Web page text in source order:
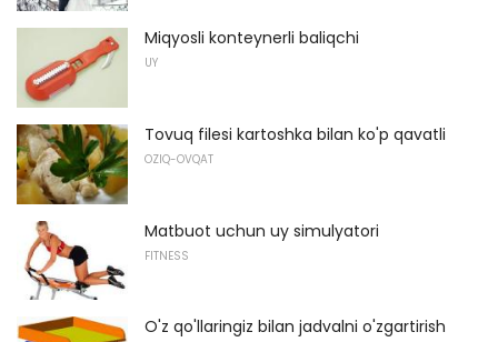
Miqyosli konteynerli baliqchi
UY
Tovuq filesi kartoshka bilan ko'p qavatli
OZIQ-OVQAT
Matbuot uchun uy simulyatori
FITNESS
O'z qo'llaringiz bilan jadvalni o'zgartirish